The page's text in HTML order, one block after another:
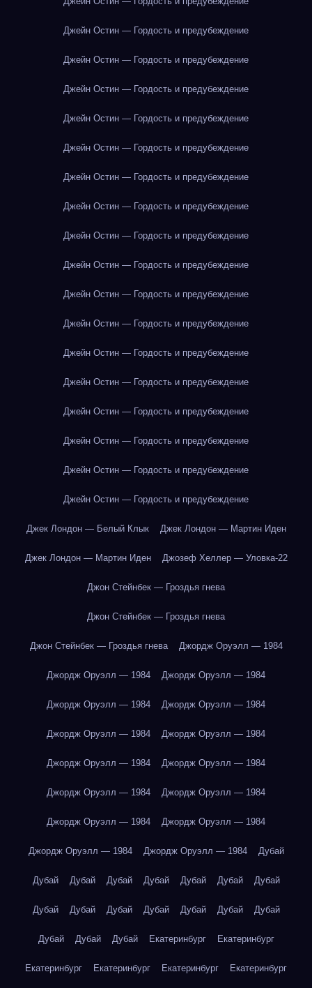
Джейн Остин — Гордость и предубеждение
Джейн Остин — Гордость и предубеждение
Джейн Остин — Гордость и предубеждение
Джейн Остин — Гордость и предубеждение
Джейн Остин — Гордость и предубеждение
Джейн Остин — Гордость и предубеждение
Джейн Остин — Гордость и предубеждение
Джейн Остин — Гордость и предубеждение
Джейн Остин — Гордость и предубеждение
Джейн Остин — Гордость и предубеждение
Джейн Остин — Гордость и предубеждение
Джейн Остин — Гордость и предубеждение
Джейн Остин — Гордость и предубеждение
Джейн Остин — Гордость и предубеждение
Джейн Остин — Гордость и предубеждение
Джейн Остин — Гордость и предубеждение
Джейн Остин — Гордость и предубеждение
Джек Лондон — Белый Клык Джек Лондон — Мартин Иден
Джек Лондон — Мартин Иден Джозеф Хеллер — Уловка-22
Джон Стейнбек — Гроздья гнева
Джон Стейнбек — Гроздья гнева
Джон Стейнбек — Гроздья гнева Джордж Оруэлл — 1984
Джордж Оруэлл — 1984 Джордж Оруэлл — 1984
Джордж Оруэлл — 1984 Джордж Оруэлл — 1984
Джордж Оруэлл — 1984 Джордж Оруэлл — 1984
Джордж Оруэлл — 1984 Джордж Оруэлл — 1984
Джордж Оруэлл — 1984 Джордж Оруэлл — 1984
Джордж Оруэлл — 1984 Джордж Оруэлл — 1984
Джордж Оруэлл — 1984 Джордж Оруэлл — 1984 Дубай
Дубай Дубай Дубай Дубай Дубай Дубай Дубай
Дубай Дубай Дубай Дубай Дубай Дубай Дубай
Дубай Дубай Дубай Екатеринбург Екатеринбург
Екатеринбург Екатеринбург Екатеринбург Екатеринбург